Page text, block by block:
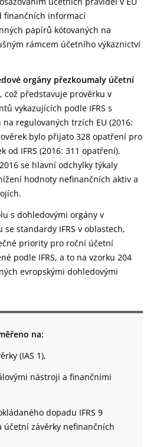
finančních informací
papírů kótovaných na
rámcem účetního výkaznictví
orgány přezkoumaly účetní
, což představuje prověrku v
vykazujících podle IFRS s
regulovaných trzích EU (2016:
bylo přijato 328 opatření pro
od IFRS (2016: 311 opatření).
se hlavní odchylky týkaly
hodnoty nefinančních aktiv a
s dohledovými orgány v
standardy IFRS v oblastech,
priority pro roční účetní
podle IFRS, a to na vzorku 204
evropskými dohledovými
na:
(IAS 1),
nástroji a finančními
dopadu IFRS 9
účetní závěrky nefinančních